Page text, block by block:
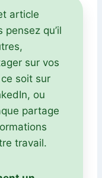
article
qu’il
sur vos
soit sur
ou
partage
travail.